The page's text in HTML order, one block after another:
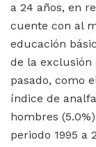
a 24 años, en
cuente con al
educación
de la exclusión
pasado, como
índice de
hombres
periodo 1995 a